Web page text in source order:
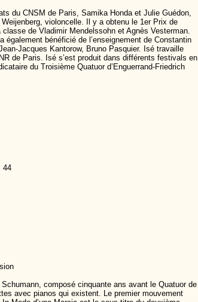
du CNSM de Paris, Samika Honda et Julie Guédon,
violoncelle. Il y a obtenu le 1er Prix de
de Vladimir Mendelssohn et Agnès Vesterman.
également bénéficié de l’enseignement de Constantin
Jacques Kantorow, Bruno Pasquier. Isé travaille
de Paris. Isé s’est produit dans différents festivals en
du Troisième Quatuor d’Enguerrand-Friedrich
44
composé cinquante ans avant le Quatuor de
avec pianos qui existent. Le premier mouvement